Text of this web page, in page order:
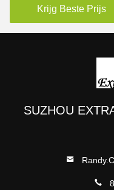
Krijg Beste Prijs
SUZHOU